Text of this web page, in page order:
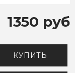
1350 руб
КУПИТЬ